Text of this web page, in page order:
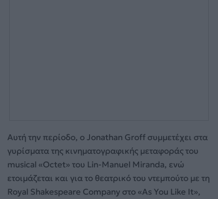
Αυτή την περίοδο, ο Jonathan Groff συμμετέχει στα
γυρίσματα της κινηματογραφικής μεταφοράς του
musical «Octet» του Lin-Manuel Miranda, ενώ
ετοιμάζεται και για το θεατρικό του ντεμπούτο με τη
Royal Shakespeare Company στο «As You Like It»,